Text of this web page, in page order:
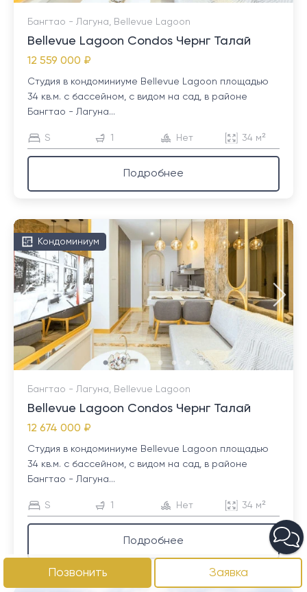
Бангтао - Лагуна, Bellevue Lagoon
Bellevue Lagoon Condos Чернг Талай
12 559 000 ₽
Студия в кондоминиуме Bellevue Lagoon площадью
34 кв.м. с бассейном, с видом на сад, в районе
Бангтао - Лагуна...
S 1 Нет 34 м²
Подробнее
Кондоминиум
Бангтао - Лагуна, Bellevue Lagoon
Bellevue Lagoon Condos Чернг Талай
12 674 000 ₽
Студия в кондоминиуме Bellevue Lagoon площадью
34 кв.м. с бассейном, с видом на сад, в районе
Бангтао - Лагуна...
S 1 Нет 34 м²
Подробнее
Позвонить Заявка